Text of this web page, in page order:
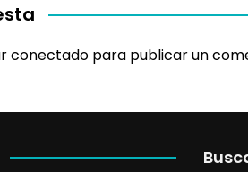
conectado para publicar un